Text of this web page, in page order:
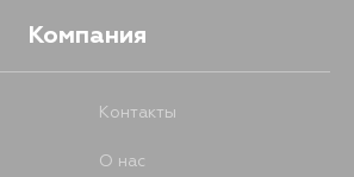
Компания
Контакты
О нас